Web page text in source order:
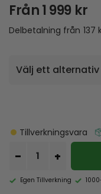
Från1 999 kr
Delbetalning från 137
Tillverkningsvara
Egen Tillverkning